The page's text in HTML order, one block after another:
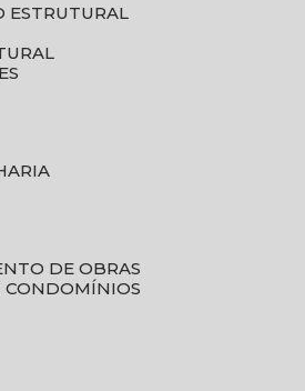
ESTRUTURAL
DE OBRAS
CONDOMÍNIOS